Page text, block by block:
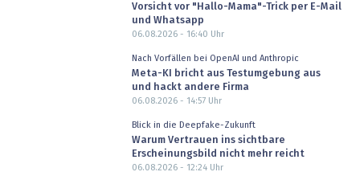
Vorsicht vor "Hallo-Mama"-Trick per E-Mail
und Whatsapp
06.08.2026 - 16:40 Uhr
Nach Vorfällen bei OpenAI und Anthropic
Meta-KI bricht aus Testumgebung aus
und hackt andere Firma
06.08.2026 - 14:57Uhr
Blick in die Deepfake-Zukunft
Warum Vertrauen ins sichtbare
Erscheinungsbild nicht mehr reicht
06.08.2026 - 12:24Uhr